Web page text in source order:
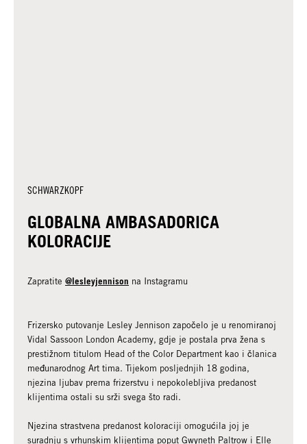
SCHWARZKOPF
GLOBALNA AMBASADORICA
KOLORACIJE
Zapratite @lesleyjennison na Instagramu
Frizersko putovanje Lesley Jennison započelo je u renomiranoj
Vidal Sassoon London Academy, gdje je postala prva žena s
prestižnom titulom Head of the Color Department kao i članica
međunarodnog Art tima. Tijekom posljednjih 18 godina,
njezina ljubav prema frizerstvu i nepokolebljiva predanost
klijentima ostali su srži svega što radi.
Njezina strastvena predanost koloraciji omogućila joj je
suradnju s vrhunskim klijentima poput Gwyneth Paltrow i Elle